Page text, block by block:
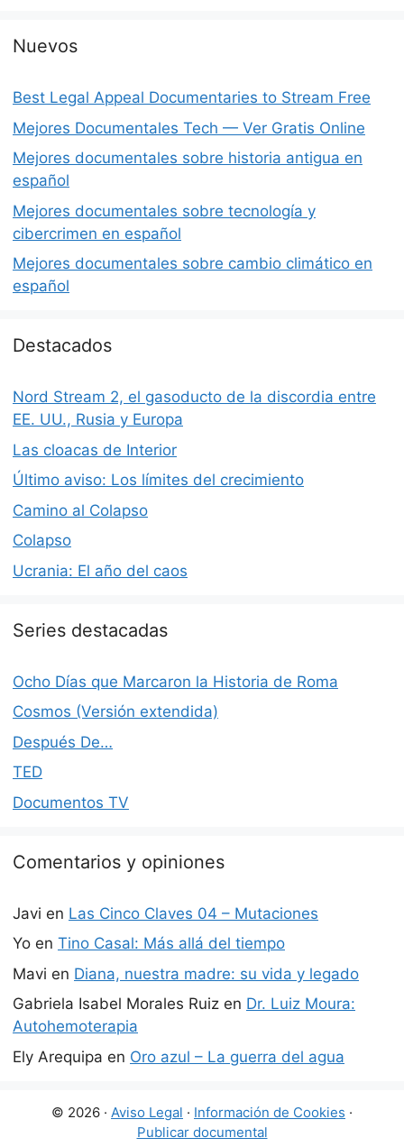
Nuevos
Best Legal Appeal Documentaries to Stream Free
Mejores Documentales Tech — Ver Gratis Online
Mejores documentales sobre historia antigua en
español
Mejores documentales sobre tecnología y
cibercrimen en español
Mejores documentales sobre cambio climático en
español
Destacados
Nord Stream 2, el gasoducto de la discordia entre
EE. UU., Rusia y Europa
Las cloacas de Interior
Último aviso: Los límites del crecimiento
Camino al Colapso
Colapso
Ucrania: El año del caos
Series destacadas
Ocho Días que Marcaron la Historia de Roma
Cosmos (Versión extendida)
Después De…
TED
Documentos TV
Comentarios y opiniones
Javi en Las Cinco Claves 04 – Mutaciones
Yo en Tino Casal: Más allá del tiempo
Mavi en Diana, nuestra madre: su vida y legado
Gabriela Isabel Morales Ruiz en Dr. Luiz Moura:
Autohemoterapia
Ely Arequipa en Oro azul – La guerra del agua
© 2026 · Aviso Legal · Información de Cookies ·
Publicar documental